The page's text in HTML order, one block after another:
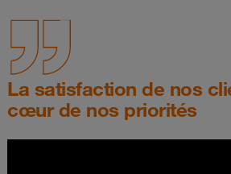
La satisfaction de nos
cœur de nos priorités